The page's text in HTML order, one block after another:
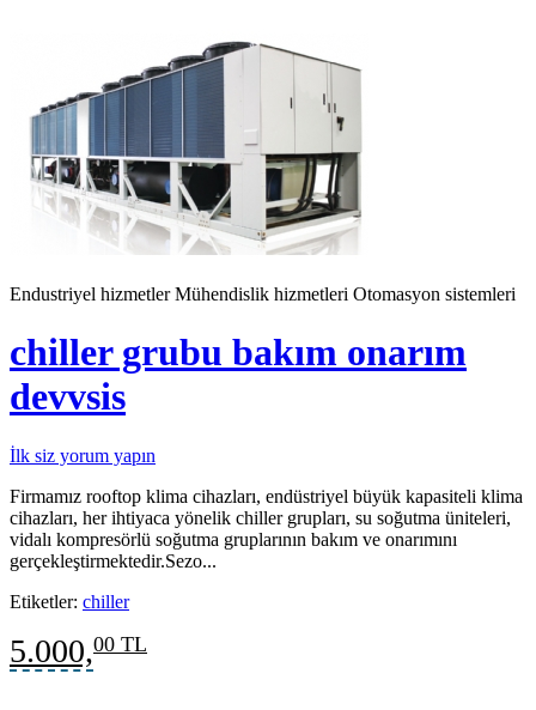
Endustriyel hizmetlerMühendislik hizmetleri Otomasyon sistemleri
chiller grubu bakım onarım
devvsis
İlk siz yorum yapın
Firmamız rooftop klima cihazları, endüstriyel büyük kapasiteli klima
cihazları, her ihtiyaca yönelik chiller grupları, su soğutma üniteleri,
vidalı kompresörlü soğutma gruplarının bakım ve onarımını
gerçekleştirmektedir.Sezo...
Etiketler: chiller
5.000,00 TL